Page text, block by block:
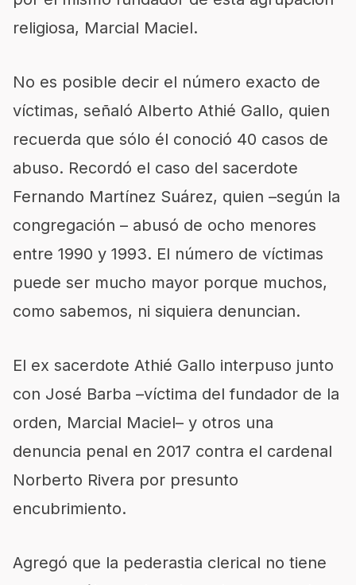
religiosa, Marcial Maciel.
No es posible decir el número exacto de
víctimas, señaló Alberto Athié Gallo, quien
recuerda que sólo él conoció 40 casos de
abuso. Recordó el caso del sacerdote
Fernando Martínez Suárez, quien –según la
congregación – abusó de ocho menores
entre 1990 y 1993. El número de víctimas
puede ser mucho mayor porque muchos,
como sabemos, ni siquiera denuncian.
El ex sacerdote Athié Gallo interpuso junto
con José Barba –víctima del fundador de la
orden, Marcial Maciel– y otros una
denuncia penal en 2017 contra el cardenal
Norberto Rivera por presunto
encubrimiento.
Agregó que la pederastia clerical no tiene